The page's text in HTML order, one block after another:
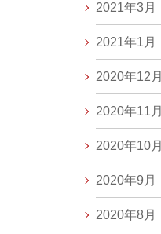
2021年3月
2021年1月
2020年12月
2020年11月
2020年10月
2020年9月
2020年8月